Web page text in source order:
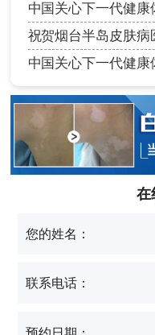
中国关心下一代健康
祝贺烟台半岛皮肤病
中国关心下一代健康
在
您的姓名：
联系电话：